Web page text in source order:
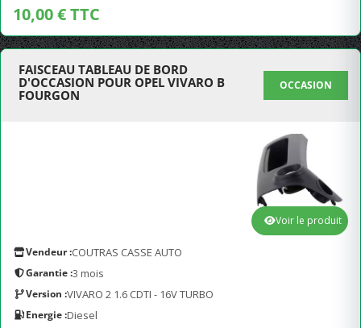
10,00 € TTC
FAISCEAU TABLEAU DE BORD
D'OCCASION POUR OPEL VIVARO B
FOURGON
OCCASION
Vendeur :COUTRAS CASSE AUTO
Garantie :3 mois
Version :VIVARO 2 1.6 CDTI - 16V TURBO
Energie :Diesel
Voir le produit